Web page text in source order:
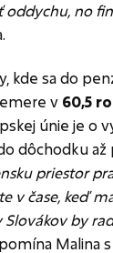
no
kde sa do
v 60,5
únie je o
dôchodku až
priestor
v čase, keď
by
Malina